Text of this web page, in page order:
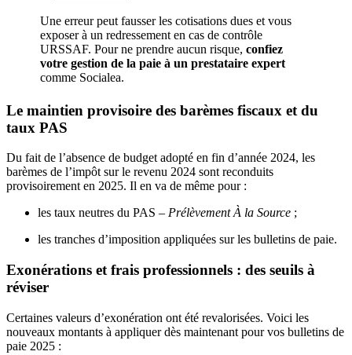
Une erreur peut fausser les cotisations dues et vous
exposer à un redressement en cas de contrôle
URSSAF. Pour ne prendre aucun risque, confiez
votre gestion de la paie à un prestataire expert
comme Socialea.
Le maintien provisoire des barèmes fiscaux et du
taux PAS
Du fait de l’absence de budget adopté en fin d’année 2024, les
barèmes de l’impôt sur le revenu 2024 sont reconduits
provisoirement en 2025. Il en va de même pour :
les taux neutres du PAS – Prélèvement À la Source ;
les tranches d’imposition appliquées sur les bulletins de paie.
Exonérations et frais professionnels : des seuils à
réviser
Certaines valeurs d’exonération ont été revalorisées. Voici les
nouveaux montants à appliquer dès maintenant pour vos bulletins de
paie 2025 :